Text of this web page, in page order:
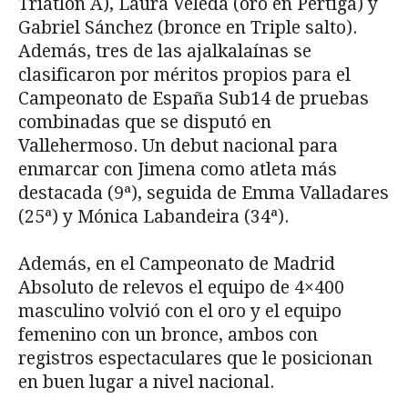
Gabriel Sánchez (bronce en Triple salto).
Además, tres de las ajalkalaínas se
clasificaron por méritos propios para el
Campeonato de España Sub14 de pruebas
combinadas que se disputó en
Vallehermoso. Un debut nacional para
enmarcar con Jimena como atleta más
destacada (9ª), seguida de Emma Valladares
(25ª) y Mónica Labandeira (34ª).
Además, en el Campeonato de Madrid
Absoluto de relevos el equipo de 4×400
masculino volvió con el oro y el equipo
femenino con un bronce, ambos con
registros espectaculares que le posicionan
en buen lugar a nivel nacional.